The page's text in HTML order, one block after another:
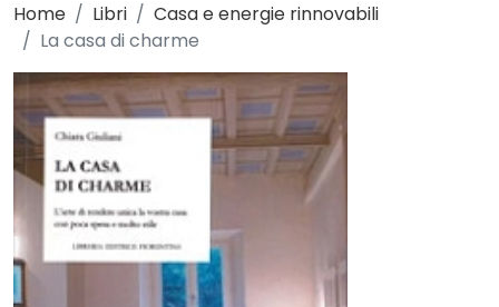
Home Libri
Casa e energie rinnovabili
La casa di charme